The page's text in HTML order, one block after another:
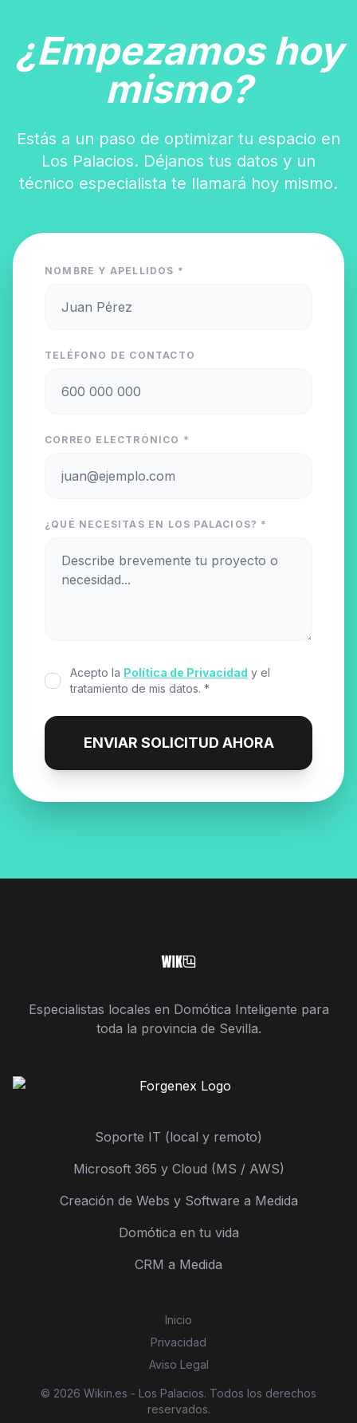
¿Empezamos hoy
mismo?
Estás a un paso de optimizar tu espacio en
Los Palacios. Déjanos tus datos y un
técnico especialista te llamará hoy mismo.
NOMBRE Y APELLIDOS *
TELÉFONO DE CONTACTO
CORREO ELECTRÓNICO *
¿QUÉ NECESITAS EN LOS PALACIOS? *
Acepto la Política de Privacidad y el
tratamiento de mis datos. *
ENVIAR SOLICITUD AHORA
Especialistas locales en Domótica Inteligente para
toda la provincia de Sevilla.
Soporte IT (local y remoto)
Microsoft 365 y Cloud (MS / AWS)
Creación de Webs y Software a Medida
Domótica en tu vida
CRM a Medida
Inicio
Privacidad
Aviso Legal
© 2026 Wikin.es - Los Palacios. Todos los derechos
reservados.